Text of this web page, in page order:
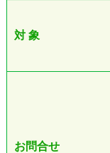
対 象
お問合せ